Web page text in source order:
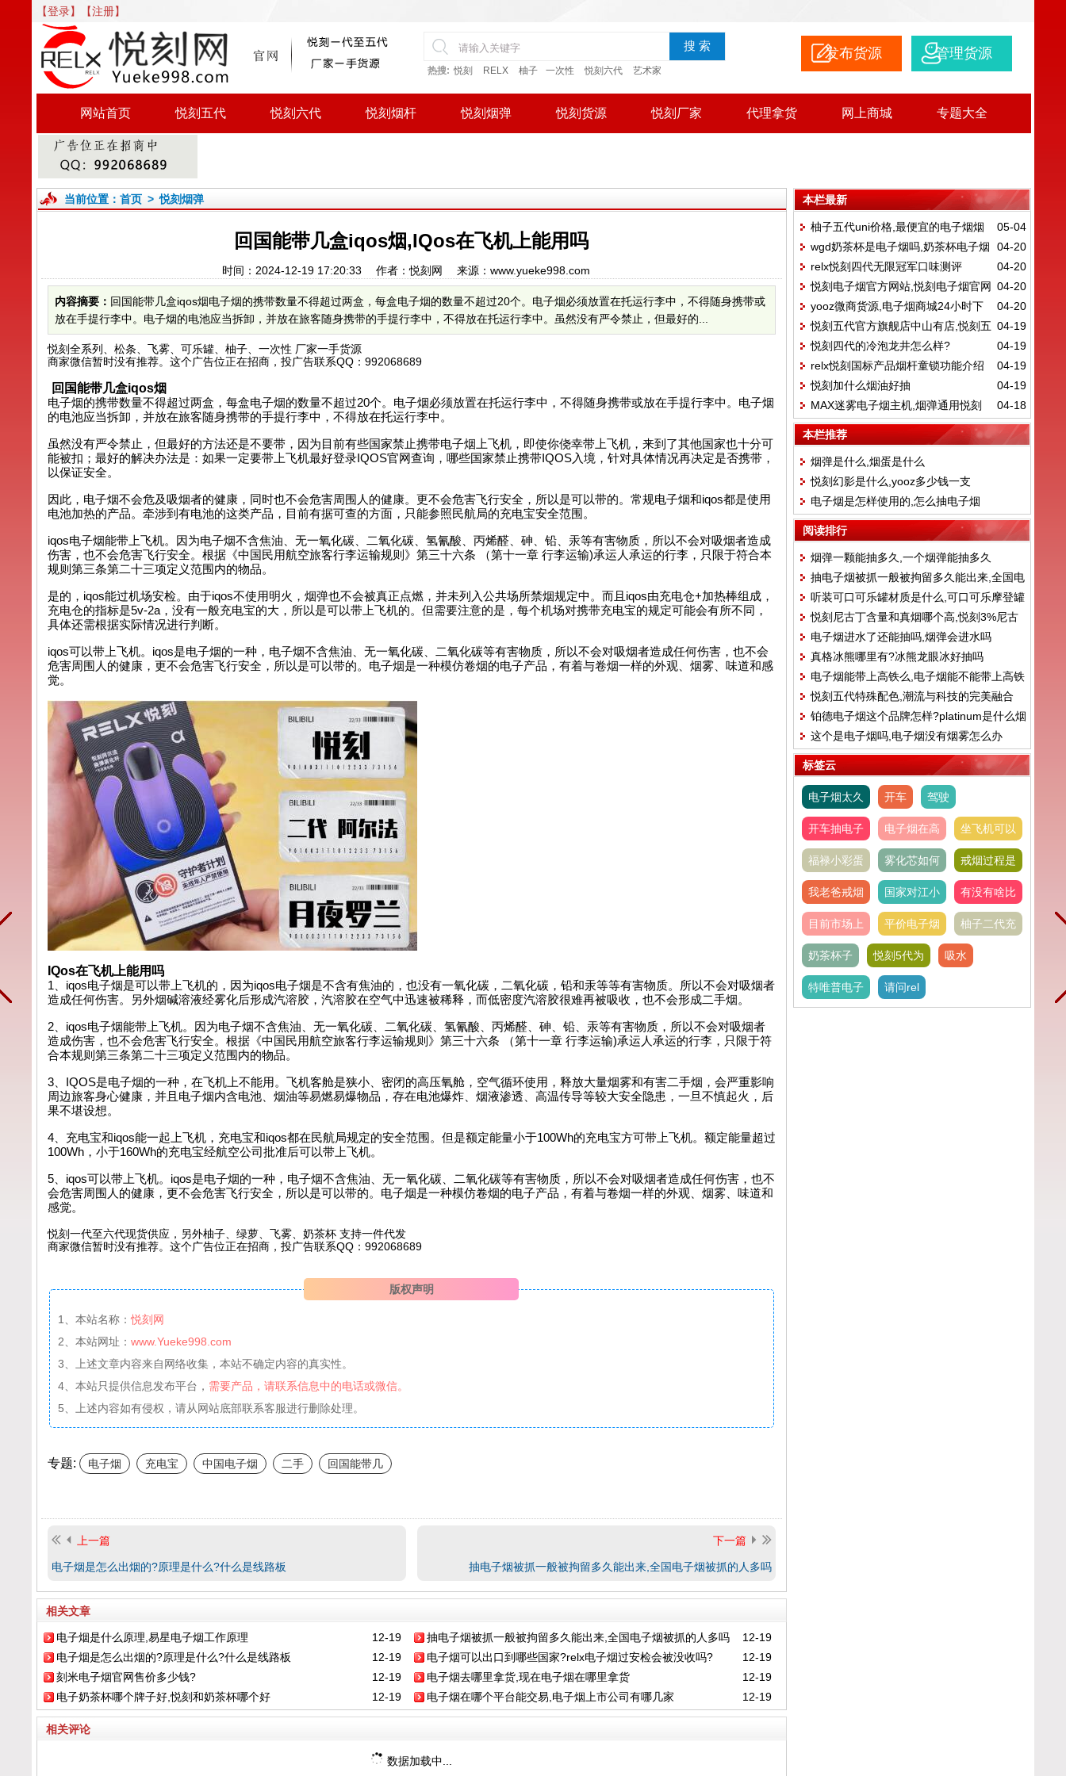
【登录】 【注册】
搜 索
热搜: 悦刻 RELX 柚子 一次性 悦刻六代 艺术家
发布货源 管理货源
网站首页 悦刻五代 悦刻六代 悦刻烟杆 悦刻烟弹 悦刻货源 悦刻厂家 代理拿货 网上商城 专题大全
当前位置： 首页>悦刻烟弹
回国能带几盒iqos烟,IQos在飞机上能用吗
时间：2024-12-19 17:20:33 作者：悦刻网 来源：www.yueke998.com
内容摘要： 回国能带几盒iqos烟电子烟的携带数量不得超过两盒，每盒电子烟的数量不超过20个。电子烟必须放置在托运行李中，不得随身携带或
放在手提行李中。电子烟的电池应当拆卸，并放在旅客随身携带的手提行李中，不得放在托运行李中。虽然没有严令禁止，但最好的...
悦刻全系列、松条、飞雾、可乐罐、柚子、一次性 厂家一手货源
商家微信暂时没有推荐。这个广告位正在招商，投广告联系QQ：992068689
回国能带几盒iqos烟
电子烟的携带数量不得超过两盒，每盒电子烟的数量不超过20个。电子烟必须放置在托运行李中，不得随身携带或放在手提行李中。电子烟
的电池应当拆卸，并放在旅客随身携带的手提行李中，不得放在托运行李中。
虽然没有严令禁止，但最好的方法还是不要带，因为目前有些国家禁止携带电子烟上飞机，即使你侥幸带上飞机，来到了其他国家也十分可
能被扣；最好的解决办法是：如果一定要带上飞机最好登录IQOS官网查询，哪些国家禁止携带IQOS入境，针对具体情况再决定是否携带，
以保证安全。
因此，电子烟不会危及吸烟者的健康，同时也不会危害周围人的健康。更不会危害飞行安全，所以是可以带的。常规电子烟和iqos都是使用
电池加热的产品。牵涉到有电池的这类产品，目前有据可查的方面，只能参照民航局的充电宝安全范围。
iqos电子烟能带上飞机。因为电子烟不含焦油、无一氧化碳、二氧化碳、氢氰酸、丙烯醛、砷、铅、汞等有害物质，所以不会对吸烟者造成
伤害，也不会危害飞行安全。根据《中国民用航空旅客行李运输规则》第三十六条 （第十一章 行李运输)承运人承运的行李，只限于符合本
规则第三条第二十三项定义范围内的物品。
是的，iqos能过机场安检。由于iqos不使用明火，烟弹也不会被真正点燃，并未列入公共场所禁烟规定中。而且iqos由充电仓+加热棒组成，
充电仓的指标是5v-2a，没有一般充电宝的大，所以是可以带上飞机的。但需要注意的是，每个机场对携带充电宝的规定可能会有所不同，
具体还需根据实际情况进行判断。
iqos可以带上飞机。iqos是电子烟的一种，电子烟不含焦油、无一氧化碳、二氧化碳等有害物质，所以不会对吸烟者造成任何伤害，也不会
危害周围人的健康，更不会危害飞行安全，所以是可以带的。电子烟是一种模仿卷烟的电子产品，有着与卷烟一样的外观、烟雾、味道和感
觉。
IQos在飞机上能用吗
1、iqos电子烟是可以带上飞机的，因为iqos电子烟是不含有焦油的，也没有一氧化碳，二氧化碳，铅和汞等等有害物质。所以不会对吸烟者
造成任何伤害。另外烟碱溶液经雾化后形成汽溶胶，汽溶胶在空气中迅速被稀释，而低密度汽溶胶很难再被吸收，也不会形成二手烟。
2、iqos电子烟能带上飞机。因为电子烟不含焦油、无一氧化碳、二氧化碳、氢氰酸、丙烯醛、砷、铅、汞等有害物质，所以不会对吸烟者
造成伤害，也不会危害飞行安全。根据《中国民用航空旅客行李运输规则》第三十六条 （第十一章 行李运输)承运人承运的行李，只限于符
合本规则第三条第二十三项定义范围内的物品。
3、IQOS是电子烟的一种，在飞机上不能用。飞机客舱是狭小、密闭的高压氧舱，空气循环使用，释放大量烟雾和有害二手烟，会严重影响
周边旅客身心健康，并且电子烟内含电池、烟油等易燃易爆物品，存在电池爆炸、烟液渗透、高温传导等较大安全隐患，一旦不慎起火，后
果不堪设想。
4、充电宝和iqos能一起上飞机，充电宝和iqos都在民航局规定的安全范围。但是额定能量小于100Wh的充电宝方可带上飞机。额定能量超过
100Wh，小于160Wh的充电宝经航空公司批准后可以带上飞机。
5、iqos可以带上飞机。iqos是电子烟的一种，电子烟不含焦油、无一氧化碳、二氧化碳等有害物质，所以不会对吸烟者造成任何伤害，也不
会危害周围人的健康，更不会危害飞行安全，所以是可以带的。电子烟是一种模仿卷烟的电子产品，有着与卷烟一样的外观、烟雾、味道和
感觉。
悦刻一代至六代现货供应，另外柚子、绿萝、飞雾、奶茶杯 支持一件代发
商家微信暂时没有推荐。这个广告位正在招商，投广告联系QQ：992068689
版权声明
1、本站名称：悦刻网
2、本站网址： www.Yueke998.com
3、上述文章内容来自网络收集，本站不确定内容的真实性。
4、本站只提供信息发布平台， 需要产品，请联系信息中的电话或微信。
5、上述内容如有侵权，请从网站底部联系客服进行删除处理。
专题: 电子烟 充电宝 中国电子烟 二手 回国能带几
上一篇
电子烟是怎么出烟的?原理是什么?什么是线路板
下一篇
抽电子烟被抓一般被拘留多久能出来,全国电子烟被抓的人多吗
相关文章
12-19
电子烟是什么原理,易星电子烟工作原理 12-19
抽电子烟被抓一般被拘留多久能出来,全国电子烟被抓的人多吗
12-19
电子烟是怎么出烟的?原理是什么?什么是线路板 12-19
电子烟可以出口到哪些国家?relx电子烟过安检会被没收吗?
12-19
刻米电子烟官网售价多少钱? 12-19
电子烟去哪里拿货,现在电子烟在哪里拿货
12-19
电子奶茶杯哪个牌子好,悦刻和奶茶杯哪个好 12-19
电子烟在哪个平台能交易,电子烟上市公司有哪几家
相关评论
数据加载中...
本栏最新
05-04
柚子五代uni价格,最便宜的电子烟烟
弹
04-20
wgd奶茶杯是电子烟吗,奶茶杯电子烟
视频
04-20
relx悦刻四代无限冠军口味测评
04-20
悦刻电子烟官方网站,悦刻电子烟官网
售价烟弹
04-20
yooz微商货源,电子烟商城24小时下
单
04-19
悦刻五代官方旗舰店中山有店,悦刻五
代专卖店
04-19
悦刻四代的冷泡龙井怎么样?
04-19
relx悦刻国标产品烟杆童锁功能介绍
04-19
悦刻加什么烟油好抽
04-18
MAX迷雾电子烟主机,烟弹通用悦刻
四代与五代
本栏推荐
烟弹是什么,烟蛋是什么
悦刻幻影是什么,yooz多少钱一支
电子烟是怎样使用的,怎么抽电子烟
阅读排行
烟弹一颗能抽多久,一个烟弹能抽多久
抽电子烟被抓一般被拘留多久能出来,全国电
子烟被抓的人多吗
听装可口可乐罐材质是什么,可口可乐摩登罐
跟普通罐的区别
悦刻尼古丁含量和真烟哪个高,悦刻3%尼古
丁等于多少根烟
电子烟进水了还能抽吗,烟弹会进水吗
真格冰熊哪里有?冰熊龙眼冰好抽吗
电子烟能带上高铁么,电子烟能不能带上高铁
悦刻五代特殊配色,潮流与科技的完美融合
铂德电子烟这个品牌怎样?platinum是什么烟
这个是电子烟吗,电子烟没有烟雾怎么办
标签云
电子烟太久 开车 驾驶
开车抽电子 电子烟在高 坐飞机可以
福禄小彩蛋 雾化芯如何 戒烟过程是
我老爸戒烟 国家对江小 有没有啥比
目前市场上 平价电子烟 柚子二代充
奶茶杯子 悦刻5代为 吸水
特唯普电子 请问rel